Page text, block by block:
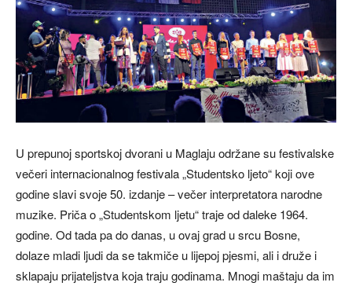
U prepunoj sportskoj dvorani u Maglaju održane su festivalske
večeri internacionalnog festivala „Studentsko ljeto“ koji ove
godine slavi svoje 50. izdanje – večer interpretatora narodne
muzike. Priča o „Studentskom ljetu“ traje od daleke 1964.
godine. Od tada pa do danas, u ovaj grad u srcu Bosne,
dolaze mladi ljudi da se takmiče u lijepoj pjesmi, ali i druže i
sklapaju prijateljstva koja traju godinama. Mnogi maštaju da im